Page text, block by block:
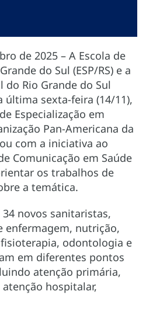
de 2025 – A Escola de
do Sul (ESP/RS) e a
do Rio Grande do Sul
última sexta-feira (14/11),
Especialização em
Pan-Americana da
com a iniciativa ao
Comunicação em Saúde
os trabalhos de
a temática.
novos sanitaristas,
enfermagem, nutrição,
odontologia e
em diferentes pontos
atenção primária,
hospitalar,